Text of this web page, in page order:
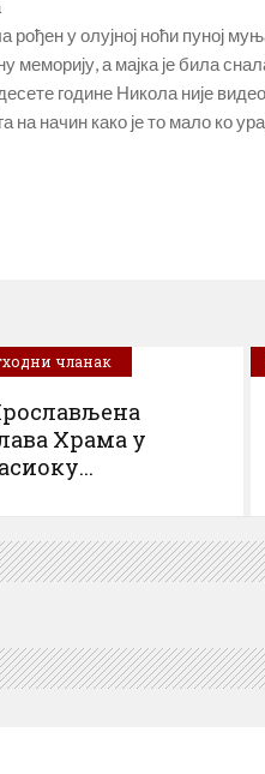
у олујној ноћи пуној
меморију, а мајка је била
године Никола није
на начин како је то мало ко
чланак
Храма у